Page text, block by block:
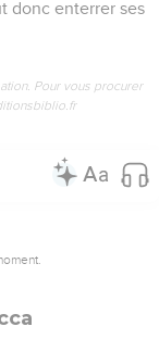
donc enterrer ses
Pour vous procurer